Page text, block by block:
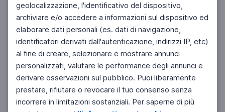
geolocalizzazione, l'identificativo del dispositivo,
archiviare e/o accedere a informazioni sul dispositivo ed
elaborare dati personali (es. dati di navigazione,
identificatori derivati dall'autenticazione, indirizzi IP, etc)
al fine di creare, selezionare e mostrare annunci
personalizzati, valutare le performance degli annunci e
derivare osservazioni sul pubblico. Puoi liberamente
prestare, rifiutare o revocare il tuo consenso senza
incorrere in limitazioni sostanziali. Per saperne di più